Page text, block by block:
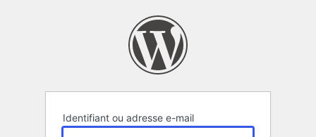
Identifiant ou adresse e-mail